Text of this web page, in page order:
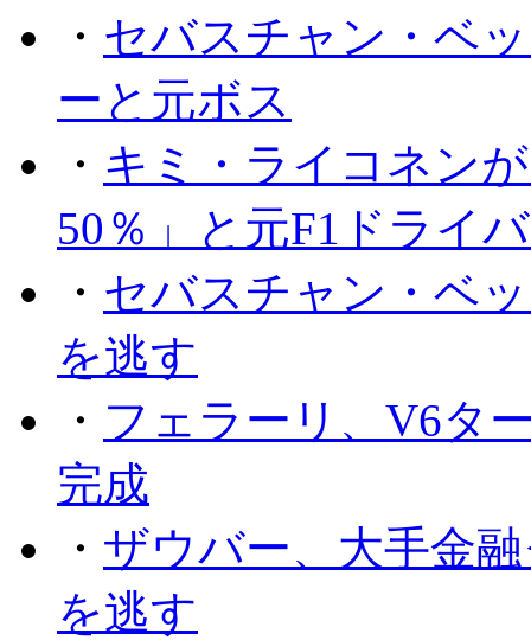
・ セバスチャン・ベ
ーと元ボス
・ キミ・ライコネン
50％」と元F1ドライ
・ セバスチャン・ベ
を逃す
・ フェラーリ、V6タ
完成
・ ザウバー、大手金
を逃す